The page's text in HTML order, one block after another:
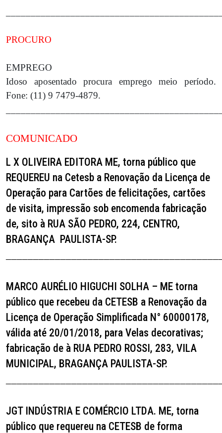
PROCURO
EMPREGO
Idoso aposentado procura emprego meio período.
Fone: (11) 9 7479-4879.
COMUNICADO
L X OLIVEIRA EDITORA ME, torna público que
REQUEREU na Cetesb a Renovação da Licença de
Operação para Cartões de felicitações, cartões
de visita, impressão sob encomenda fabricação
de, sito à RUA SÃO PEDRO, 224, CENTRO,
BRAGANÇA PAULISTA-SP.
MARCO AURÉLIO HIGUCHI SOLHA – ME torna
público que recebeu da CETESB a Renovação da
Licença de Operação Simplificada N° 60000178,
válida até 20/01/2018, para Velas decorativas;
fabricação de à RUA PEDRO ROSSI, 283, VILA
MUNICIPAL, BRAGANÇA PAULISTA-SP.
JGT INDÚSTRIA E COMÉRCIO LTDA. ME, torna
público que requereu na CETESB de forma